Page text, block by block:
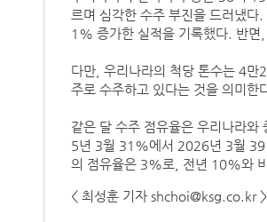
르며 심각한 수주 부진을 드러냈
1% 증가한 실적을 기록했다. 반
다만, 우리나라의 척당 톤수는 4
주로 수주하고 있다는 것을 의미한
같은 달 수주 점유율은 우리나라
5년 3월 31%에서 2026년 3월
의 점유율은 3%로, 전년 10%와
< 최성훈 기자 shchoi@ksg.co.kr >